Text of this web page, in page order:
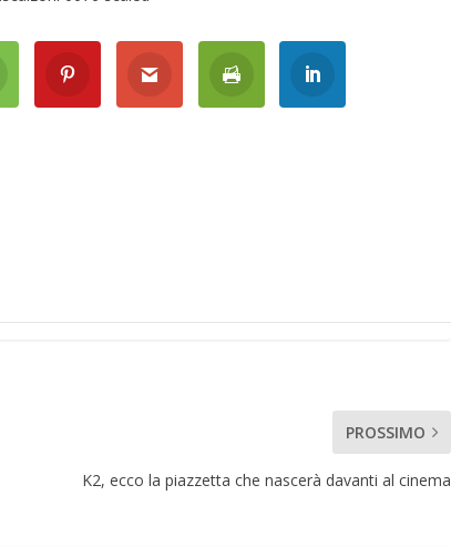
PROSSIMO
K2, ecco la piazzetta che nascerà davanti al cinema